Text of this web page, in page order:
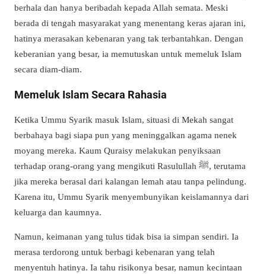
berhala dan hanya beribadah kepada Allah semata. Meski
berada di tengah masyarakat yang menentang keras ajaran ini,
hatinya merasakan kebenaran yang tak terbantahkan. Dengan
keberanian yang besar, ia memutuskan untuk memeluk Islam
secara diam-diam.
Memeluk Islam Secara Rahasia
Ketika Ummu Syarik masuk Islam, situasi di Mekah sangat
berbahaya bagi siapa pun yang meninggalkan agama nenek
moyang mereka. Kaum Quraisy melakukan penyiksaan
terhadap orang-orang yang mengikuti Rasulullah ﷺ, terutama
jika mereka berasal dari kalangan lemah atau tanpa pelindung.
Karena itu, Ummu Syarik menyembunyikan keislamannya dari
keluarga dan kaumnya.
Namun, keimanan yang tulus tidak bisa ia simpan sendiri. Ia
merasa terdorong untuk berbagi kebenaran yang telah
menyentuh hatinya. Ia tahu risikonya besar, namun kecintaan